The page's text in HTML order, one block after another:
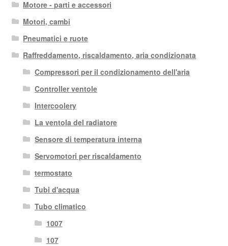
Motore - parti e accessori
Motori, cambi
Pneumatici e ruote
Raffreddamento, riscaldamento, aria condizionata
Compressori per il condizionamento dell'aria
Controller ventole
Intercoolery
La ventola del radiatore
Sensore di temperatura interna
Servomotori per riscaldamento
termostato
Tubi d'acqua
Tubo climatico
1007
107